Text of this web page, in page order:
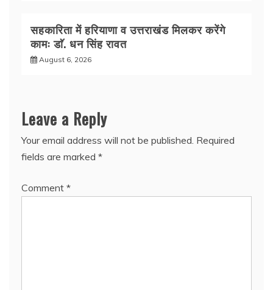
सहकारिता में हरियाणा व उत्तराखंड मिलकर करेंगे
कामः डाॅ. धन सिंह रावत
August 6, 2026
Leave a Reply
Your email address will not be published. Required
fields are marked *
Comment *